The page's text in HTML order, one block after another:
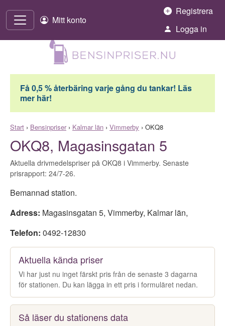
Mitt konto
Registrera
Logga in
Få 0,5 % återbäring varje gång du tankar! Läs
mer här!
Start › Bensinpriser› Kalmar län › Vimmerby › OKQ8
OKQ8, Magasinsgatan 5
Aktuella drivmedelspriser på OKQ8 i Vimmerby. Senaste
prisrapport: 24/7-26.
Bemannad station.
Adress: Magasinsgatan 5, Vimmerby, Kalmar län,
Telefon: 0492-12830
Aktuella kända priser
Vi har just nu inget färskt pris från de senaste 3 dagarna
för stationen. Du kan lägga in ett pris i formuläret nedan.
Så läser du stationens data